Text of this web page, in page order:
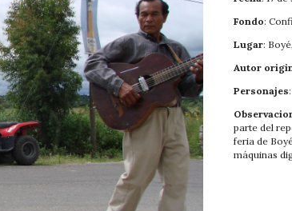
Fondo:
Lugar:
Autor
Personajes
parte del
feria de
máquinas